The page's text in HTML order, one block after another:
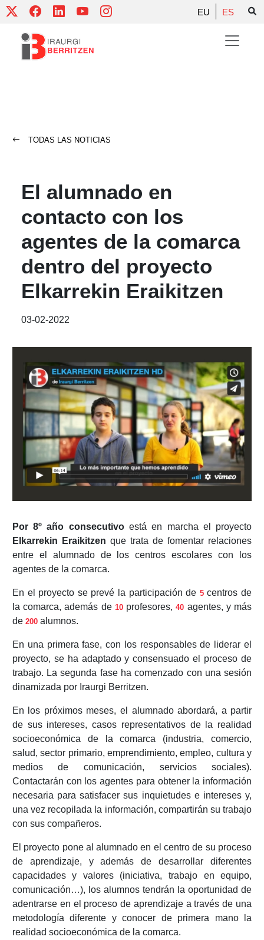
Skip
content
EU ES
TODAS LAS NOTICIAS
El alumnado en
contacto con los
agentes de la comarca
dentro del proyecto
Elkarrekin Eraikitzen
03-02-2022
Por 8º año consecutivoestá en marcha el proyecto
Elkarrekin Eraikitzen que trata de fomentar relaciones
entre el alumnado de los centros escolares con los
agentes de la comarca.
En el proyecto se prevé la participación de 5centros de
la comarca, además de 10profesores,40 agentes, y más
de 200alumnos.
En una primera fase, con los responsables de liderar el
proyecto, se ha adaptado y consensuado el proceso de
trabajo. La segunda fase ha comenzado con una sesión
dinamizada por Iraurgi Berritzen.
En los próximos meses, el alumnado abordará, a partir
de sus intereses, casos representativos de la realidad
socioeconómica de la comarca (industria, comercio,
salud, sector primario, emprendimiento, empleo, cultura y
medios de comunicación, servicios sociales).
Contactarán con los agentes para obtener la información
necesaria para satisfacer sus inquietudes e intereses y,
una vez recopilada la información, compartirán su trabajo
con sus compañeros.
El proyecto pone al alumnado en el centro de su proceso
de aprendizaje, y además de desarrollar diferentes
capacidades y valores (iniciativa, trabajo en equipo,
comunicación…), los alumnos tendrán la oportunidad de
adentrarse en el proceso de aprendizaje a través de una
metodología diferente y conocer de primera mano la
realidad socioeconómica de la comarca.